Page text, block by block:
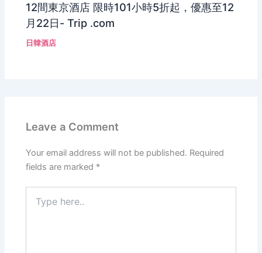
12間東京酒店 限時101小時5折起，優惠至12
月22日- Trip .com
日韓酒店
Leave a Comment
Your email address will not be published. Required
fields are marked *
here..